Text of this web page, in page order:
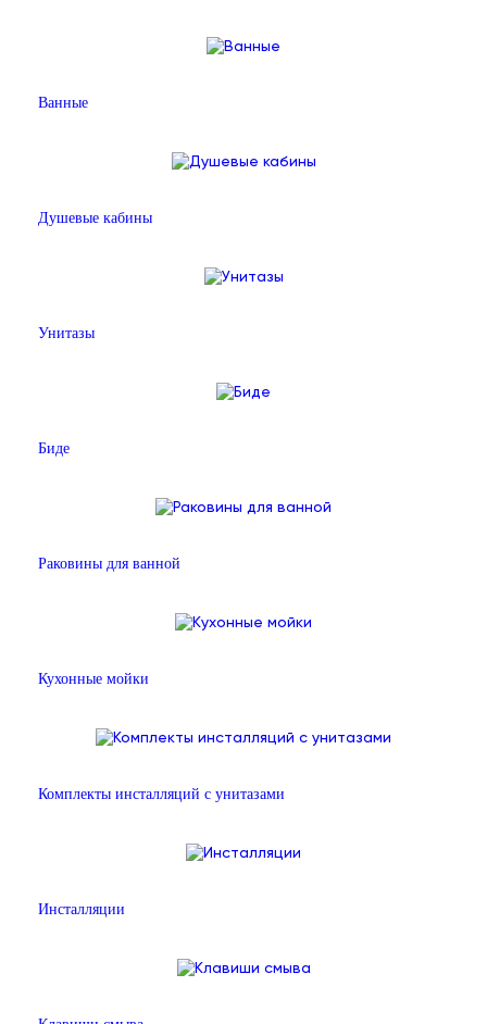
Ванные
Душевые кабины
Унитазы
Биде
Раковины для ванной
Кухонные мойки
Комплекты инсталляций с унитазами
Инсталляции